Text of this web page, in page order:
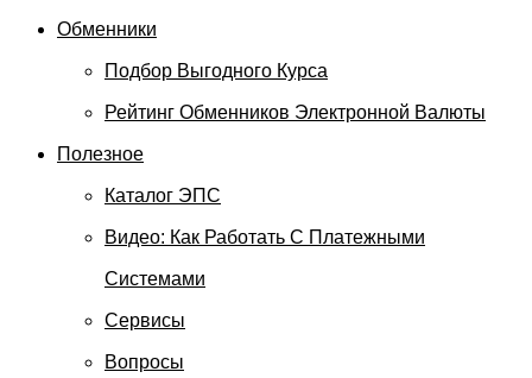
Обменники
Подбор Выгодного Курса
Рейтинг Обменников Электронной Валюты
Полезное
Каталог ЭПС
Видео: Как Работать С Платежными
Системами
Сервисы
Вопросы